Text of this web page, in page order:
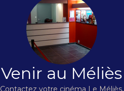
Venir au Méliès
Contactez votre cinéma Le Méliès,